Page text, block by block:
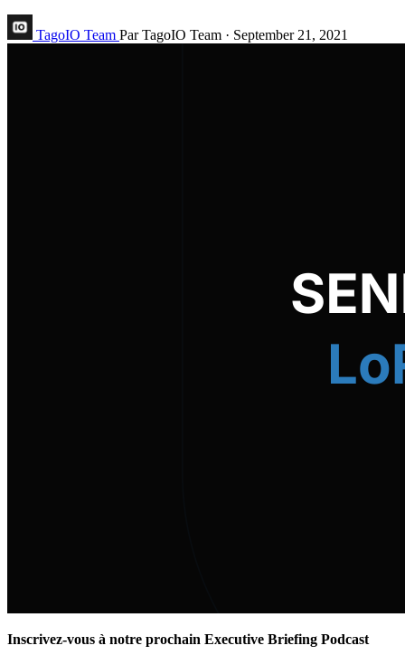
TagoIO Team Par TagoIO Team · September 21, 2021
Inscrivez-vous à notre prochain Executive Briefing Podcast